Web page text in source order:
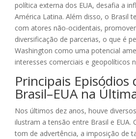
política externa dos EUA, desafia a
América Latina. Além disso, o Brasil
com atores não-ocidentais,
diversificação de parcerias, o que é
Washington como uma potencial
interesses comerciais e geopolíticos
Principais Episódios
Brasil–EUA na
Nos últimos dez anos, houve
ilustram a tensão entre Brasil e EUA.
tom de advertência, a imposição de